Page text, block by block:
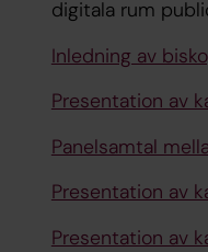
digitala rum
Inledning av
Presentation av
Panelsamtal
Presentation av
Presentation av